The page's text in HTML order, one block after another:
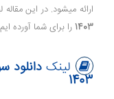
ارائه میشود. در این
1403 را برای شما آورده
لینک
1403